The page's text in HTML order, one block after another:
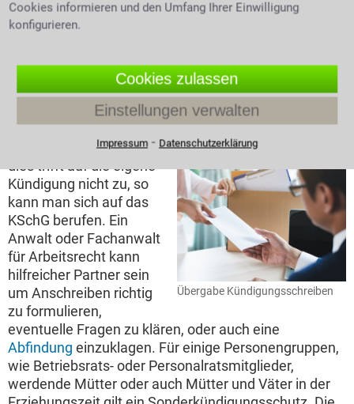
Kündigungsgrund in der Person oder dem Verhalten
des Angestellten
Kündigungsschutz wenden sich Mandanten am
besten an eine versierte Kanzlei für Arbeitsrecht.
Prüfung einer zweifelhaften Kündigung.
Übergabe Kündigungsschreiben
Ist man der Meinung,
dies trifft auf die eigene
Kündigung nicht zu, so
kann man sich auf das
KSchG berufen. Ein
Anwalt oder Fachanwalt
für Arbeitsrecht kann
hilfreicher Partner sein
um Anschreiben richtig
zu formulieren,
eventuelle Fragen zu klären, oder auch eine
Abfindung einzuklagen. Für einige Personengruppen,
wie Betriebsrats- oder Personalratsmitglieder,
werdende Mütter oder auch Mütter und Väter in der
Cookies informieren und den Umfang Ihrer Einwilligung
konfigurieren.
Cookies zulassen
Einstellungen verwalten
Impressum⁃ Datenschutzerklärung